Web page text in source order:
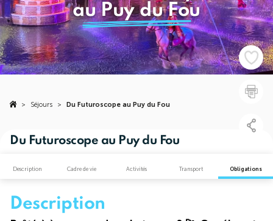
au Puy du Fou
> Séjours > Du Futuroscope au Puy du Fou
Du Futuroscope au Puy du Fou
Description Cadre de vie Activités Transport Obligations
Description